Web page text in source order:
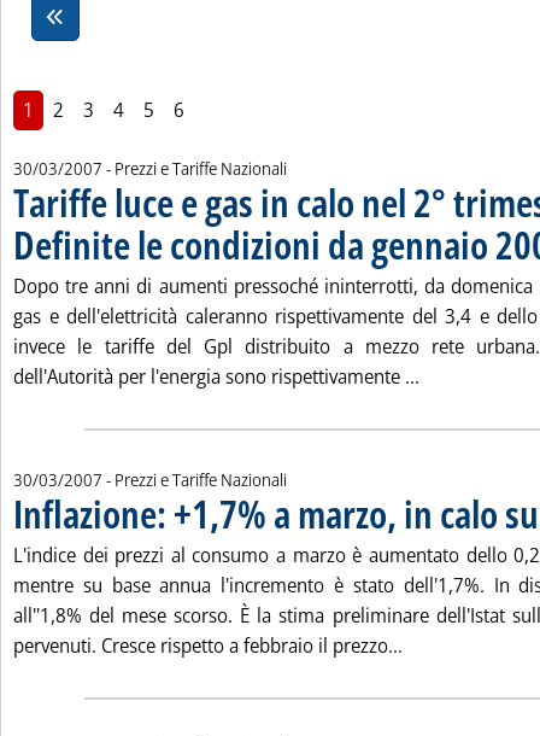
1 2 3 4 5 6
30/03/2007 - Prezzi e Tariffe Nazionali
Tariffe luce e gas in calo nel 2°
Definite le condizioni da gennaio
Dopo tre anni di aumenti pressoché ininterrotti, da
gas e dell'elettricità caleranno rispettivamente del 3,4 e
invece le tariffe del Gpl distribuito a mezzo rete
dell'Autorità per l'energia sono rispettivamente ...
30/03/2007 - Prezzi e Tariffe Nazionali
Inflazione: +1,7% a marzo, in calo
L'indice dei prezzi al consumo a marzo è aumentato dello
mentre su base annua l'incremento è stato dell'1,7%. In
all''1,8% del mese scorso. È la stima preliminare dell'Istat
pervenuti. Cresce rispetto a febbraio il prezzo...